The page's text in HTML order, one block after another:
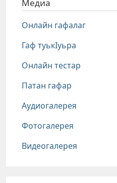
Медиа
Онлайн гафалаг
Гаф туькIуьра
Онлайн тестар
Патан гафар
Аудиогалерея
Фотогалерея
Видеогалерея